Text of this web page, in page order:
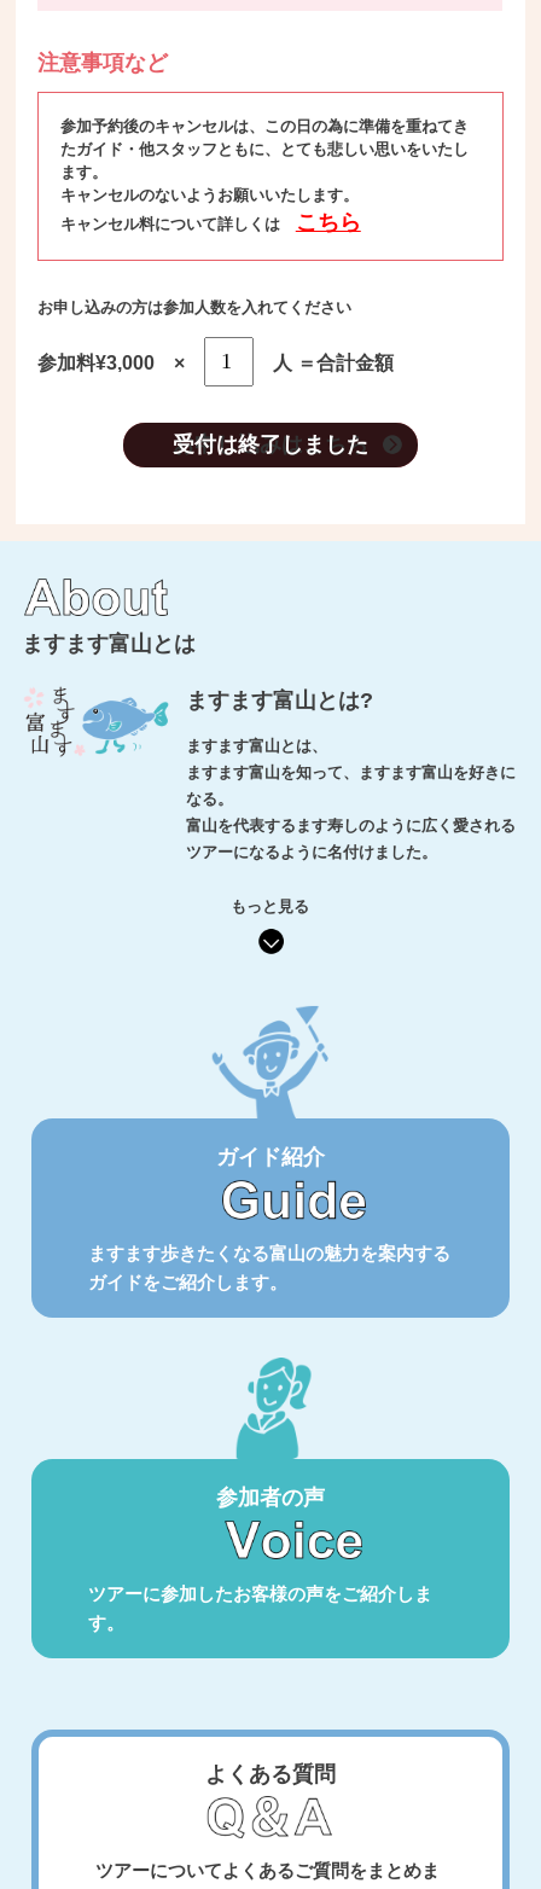
注意事項など
参加予約後のキャンセルは、この日の為に準備を重ねてき
たガイド・他スタッフともに、とても悲しい思いをいたし
ます。
キャンセルのないようお願いいたします。
キャンセル料について詳しくは
こちら
お申し込みの方は参加人数を入れてください
参加料¥3,000 × 人 ＝合計金額
お申し込みはこちら
ますます富山とは
ますます富山とは?
ますます富山とは、
ますます富山を知って、ますます富山を好きに
なる。
富山を代表するます寿しのように広く愛される
ツアーになるように名付けました。
もっと見る
ガイド紹介
ますます歩きたくなる富山の魅力を案内する
ガイドをご紹介します。
参加者の声
ツアーに参加したお客様の声をご紹介しま
す。
よくある質問
ツアーについてよくあるご質問をまとめま